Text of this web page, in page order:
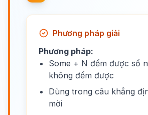
Phương pháp giải
Phương pháp:
Some + N đếm được số
không đếm được
Dùng trong câu khẳng
mời